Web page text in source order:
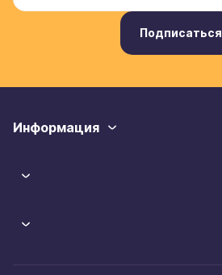
Подписаться
Информация